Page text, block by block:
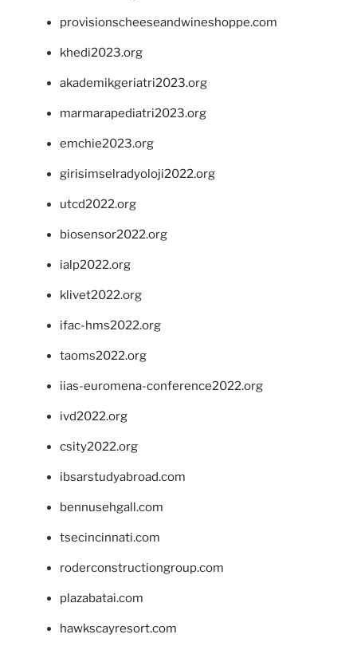
provisionscheeseandwineshoppe.com
khedi2023.org
akademikgeriatri2023.org
marmarapediatri2023.org
emchie2023.org
girisimselradyoloji2022.org
utcd2022.org
biosensor2022.org
ialp2022.org
klivet2022.org
ifac-hms2022.org
taoms2022.org
iias-euromena-conference2022.org
ivd2022.org
csity2022.org
ibsarstudyabroad.com
bennusehgall.com
tsecincinnati.com
roderconstructiongroup.com
plazabatai.com
hawkscayresort.com